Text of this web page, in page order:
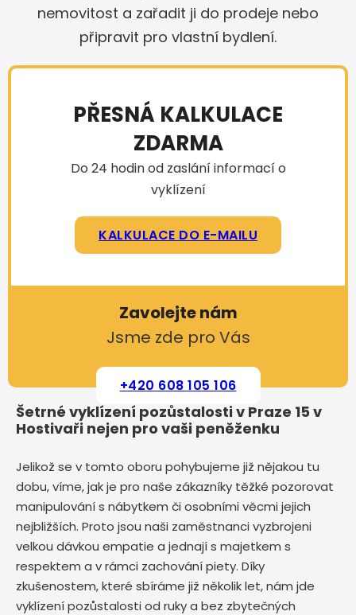
nemovitost a zařadit ji do prodeje nebo
připravit pro vlastní bydlení.
PŘESNÁ KALKULACE
ZDARMA
Do 24 hodin od zaslání informací o
vyklízení
KALKULACE DO E-MAILU
Zavolejte nám
Jsme zde pro Vás
+420 608 105 106
Šetrné vyklízení pozůstalosti v Praze 15 v
Hostivaři nejen pro vaši peněženku
Jelikož se v tomto oboru pohybujeme již nějakou tu
dobu, víme, jak je pro naše zákazníky těžké pozorovat
manipulování s nábytkem či osobními věcmi jejich
nejbližších. Proto jsou naši zaměstnanci vyzbrojeni
velkou dávkou empatie a jednají s majetkem s
respektem a v rámci zachování piety. Díky
zkušenostem, které sbíráme již několik let, nám jde
vyklízení pozůstalosti od ruky a bez zbytečných